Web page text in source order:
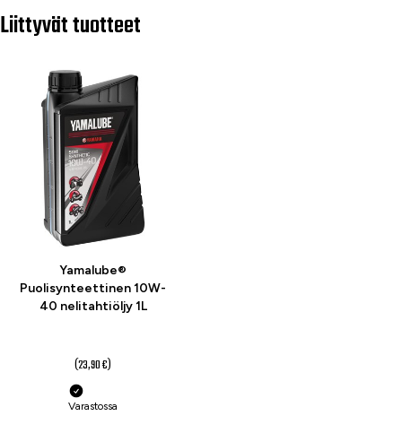
Liittyvät tuotteet
Yamalube®
Puolisynteettinen 10W-
40 nelitahtiöljy 1L
(23,90 €)
Varastossa